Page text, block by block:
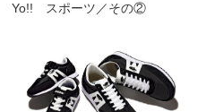
Yo!! スポーツ／その②